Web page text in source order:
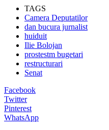
TAGS
Camera Deputatilor
dan bucura jurnalist
huiduit
Ilie Bolojan
prostestm bugetari
restructurari
Senat
Facebook
Twitter
Pinterest
WhatsApp